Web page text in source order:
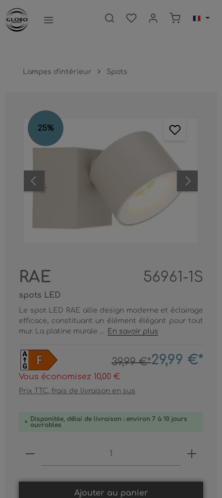
principal Le panier
Lampes d'intérieur Spots
Ignorer la galerie d'images
25%
RAE 56961-1S
spots LED
Le spot LED RAE allie design moderne et éclairage
efficace, constituant un élément élégant pour tout
mur. La platine murale ...
En savoir plus
39,99 €*29,99 €*
Vous économisez 10,00 €
Prix TTC, frais de livraison en sus
Disponible, délai de livraison : environ 7 à 10 jours
ouvrables
Produkt Anzahl: Gib den
Ajouter au panier